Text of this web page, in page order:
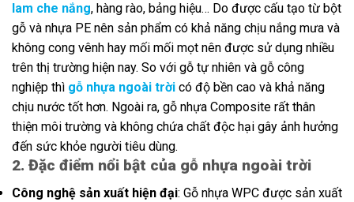
lam che nắng, hàng rào, bảng hiệu… Do được cấu tạo từ bột
gỗ và nhựa PE nên sản phẩm có khả năng chịu nắng mưa và
không cong vênh hay mối mối mọt nên được sử dụng nhiều
trên thị trường hiện nay. So với gỗ tự nhiên và gỗ công
nghiệp thì gỗ nhựa ngoài trời có độ bền cao và khả năng
chịu nước tốt hơn. Ngoài ra, gỗ nhựa Composite rất thân
thiện môi trường và không chứa chất độc hại gây ảnh hưởng
đến sức khỏe người tiêu dùng.
2. Đặc điểm nổi bật của gỗ nhựa ngoài trời
Công nghệ sản xuất hiện đại: Gỗ nhựa WPC được sản xuất